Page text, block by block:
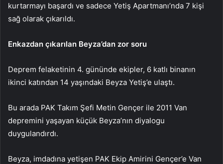
kurtarmayı başardı ve sadece Yetiş Apartmanı’nda 7 kişi
sağ olarak çıkarıldı.
Enkazdan çıkarılan Beyza’dan zor soru
Deprem felaketinin 4. gününde ekipler, 6 katlı binanın
ikinci katından 14 yaşındaki Beyza Yetiş’e ulaştı.
Bu arada PAK Takım Şefi Metin Gençer ile 2011 Van
depremini yaşayan küçük Beyza’nın diyalogu
duygulandırdı.
Beyza, imdadına yetişen PAK Ekip Amirini Gençer’e Van